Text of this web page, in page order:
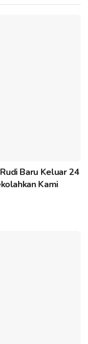
Baru Keluar 24
Kami